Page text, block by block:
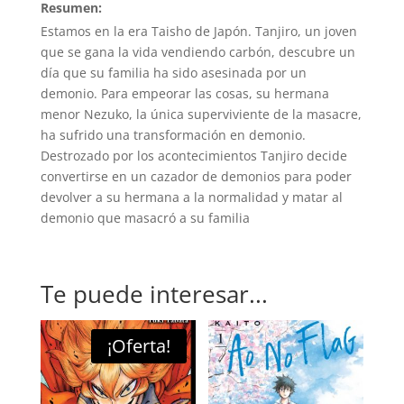
Resumen:
Estamos en la era Taisho de Japón. Tanjiro, un joven
que se gana la vida vendiendo carbón, descubre un
día que su familia ha sido asesinada por un
demonio. Para empeorar las cosas, su hermana
menor Nezuko, la única superviviente de la masacre,
ha sufrido una transformación en demonio.
Destrozado por los acontecimientos Tanjiro decide
convertirse en un cazador de demonios para poder
devolver a su hermana a la normalidad y matar al
demonio que masacró a su familia
Te puede interesar...
¡Oferta!